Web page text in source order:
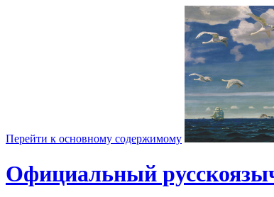
Перейти к основному содержимому
Официальный